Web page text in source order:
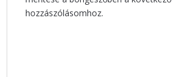
hozzászólásomhoz.